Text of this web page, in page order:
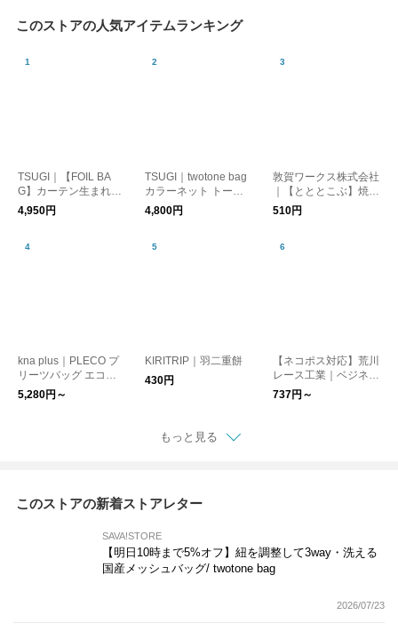
このストアの人気アイテムランキング
TSUGI｜【FOIL BA
G】カーテン生まれの
シルバー トートバッ
グ（SHIWA/FLAT）
4,950円
TSUGI｜twotone bag
カラーネット トート
バッグ 3way（全5
色）
4,800円
敦賀ワークス株式会社
｜【とととこぶ】焼き
鯖節とアオサが香る浅
漬け塩（110g）
510円
kna plus｜PLECO プ
リーツバッグ エコバ
ッグ_Lサイズ（全23
色）
5,280円～
KIRITRIP｜羽二重餅
430円
【ネコポス対応】荒川
レース工業｜ベジネッ
ト
737円～
もっと見る
このストアの新着ストアレター
SAVA!STORE
【明日10時まで5%オフ】紐を調整して3way・洗える
国産メッシュバッグ/ twotone bag
2026/07/23